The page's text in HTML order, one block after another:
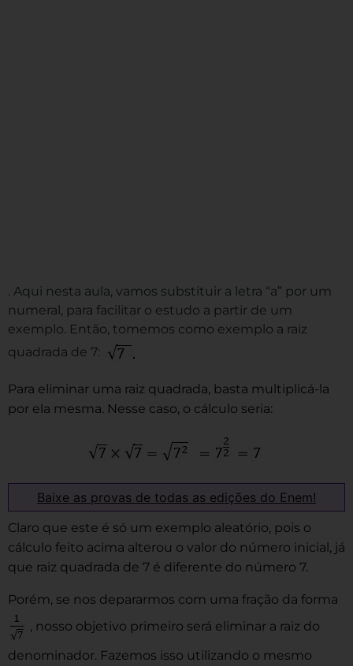
. Aqui nesta aula, vamos substituir a letra “a” por um
numeral, para facilitar o estudo a partir de um
exemplo. Então, tomemos como exemplo a raiz
quadrada de 7:
Para eliminar uma raiz quadrada, basta multiplicá-la
por ela mesma. Nesse caso, o cálculo seria:
Baixe as provas de todas as edições do Enem!
Claro que este é só um exemplo aleatório, pois o
cálculo feito acima alterou o valor do número inicial, já
que raiz quadrada de 7 é diferente do número 7.
Porém, se nos depararmos com uma fração da forma
, nosso objetivo primeiro será eliminar a raiz do
denominador. Fazemos isso utilizando o mesmo